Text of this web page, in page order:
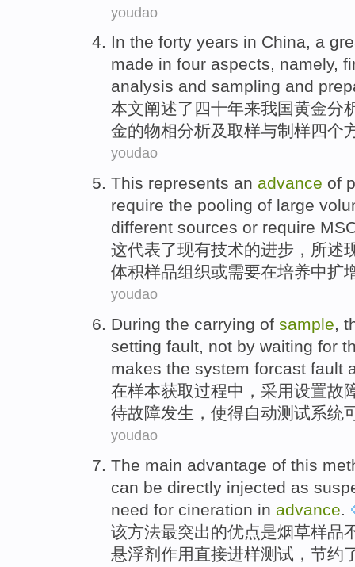
youdao
In the forty years in China, a
made in four aspects, namely,
analysis and sampling and
本文阐述了四十年来我国黄金分
金的物相分析及取样与制 样四个
youdao
This represents an advance of
require the pooling of large
different sources or require
这代表了现有技术的进步 ，所述
体积样品组织或需要在培养中扩
youdao
During the carrying of sample,
setting fault, not by waiting for
makes the system forcast fault
在样本获取过程中 ， 采用设置故
待故障发生， 使得自动测试系统
youdao
The main advantage of this
can be directly injected as
need for cineration in advance.
该方法最突出的优点是烟草样品
悬浮剂 作用直接进样测试，节约